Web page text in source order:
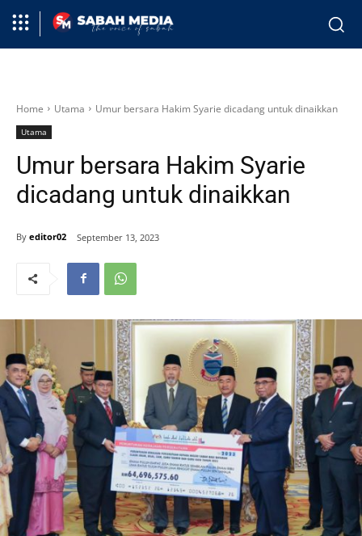
Home Utama Umur bersara Hakim Syarie dicadang untuk dinaikkan
Utama
Umur bersara Hakim Syarie
dicadang untuk dinaikkan
By editor02 September 13, 2023